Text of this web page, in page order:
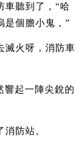
車聽到了，“哈
是個膽小鬼，”
滅火呀，消防車
響起一陣尖銳的
防站。